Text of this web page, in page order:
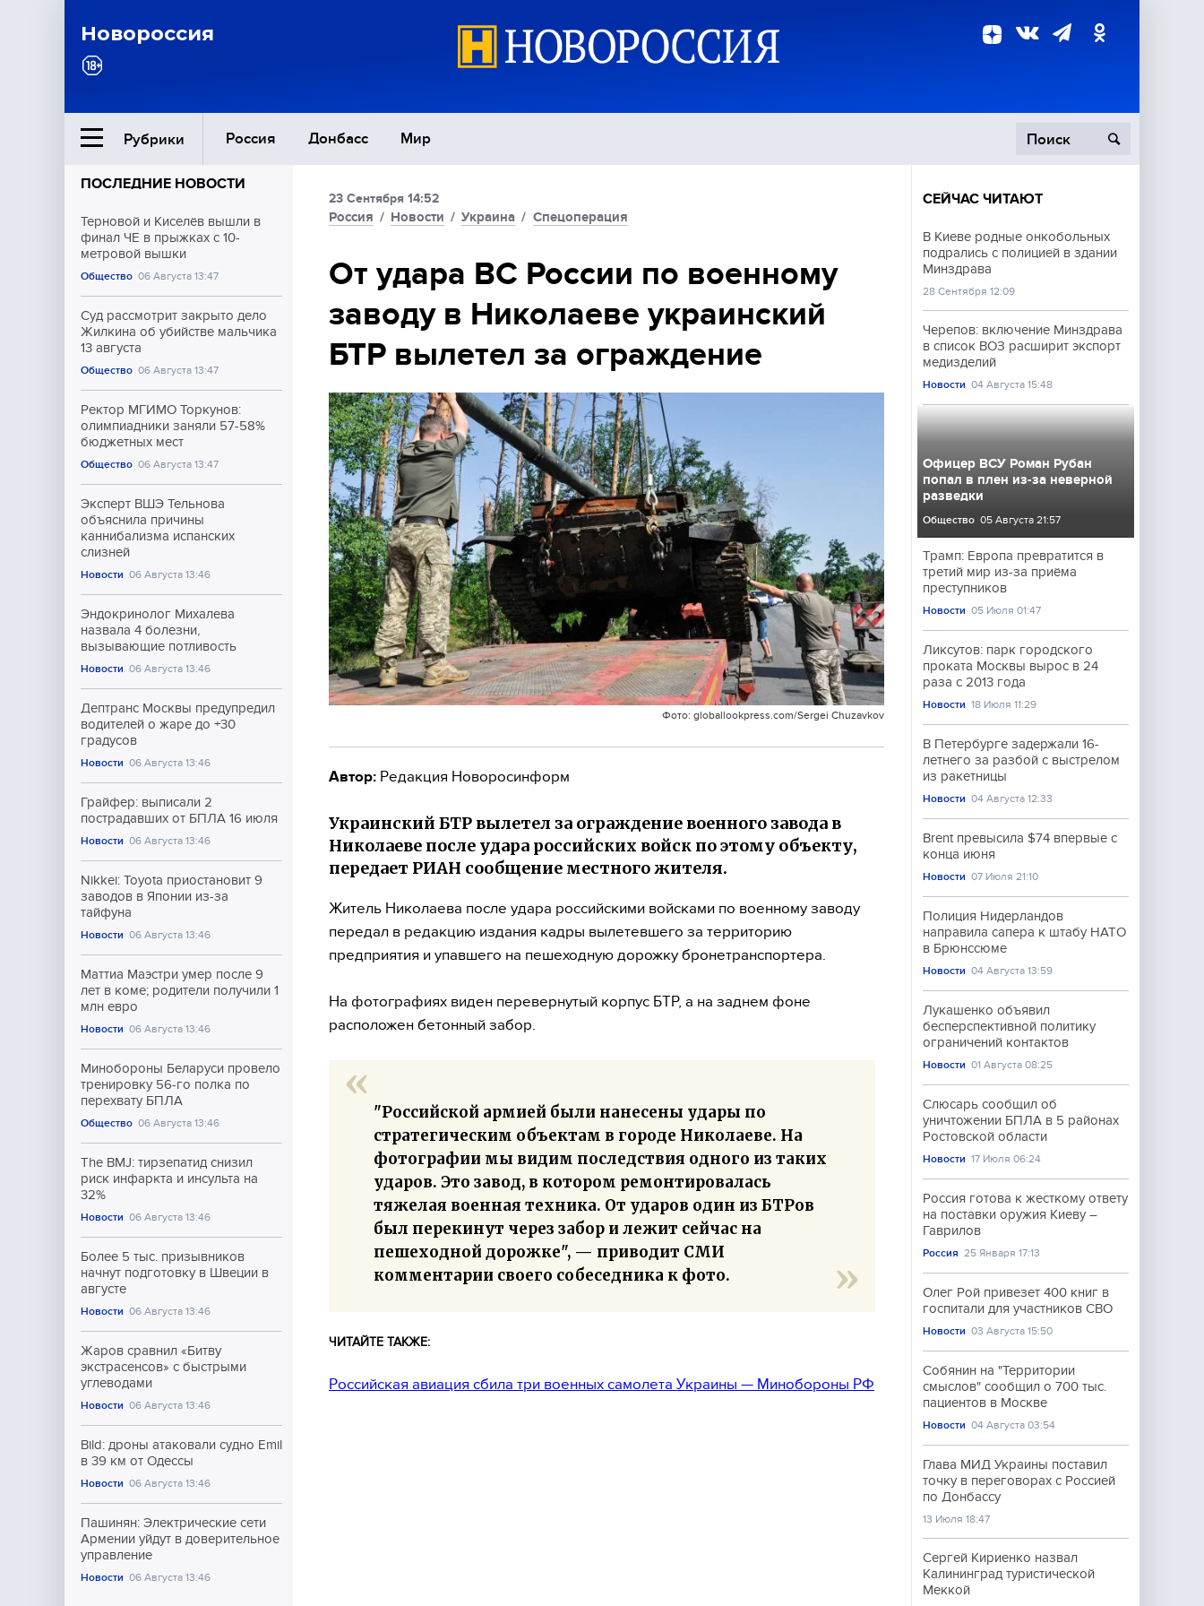
Новороссия
Рубрики Россия Донбасс Мир
Ближний Восток Политика
Общество
Экономика
Происшествия
Культура
Спорт
ПОСЛЕДНИЕ НОВОСТИ
Терновой и Киселёв вышли в
финал ЧЕ в прыжках с 10-
метровой вышки
Общество 06 Августа 13:47
Суд рассмотрит закрыто дело
Жилкина об убийстве мальчика
13 августа
Общество 06 Августа 13:47
Ректор МГИМО Торкунов:
олимпиадники заняли 57-58%
бюджетных мест
Общество 06 Августа 13:47
Эксперт ВШЭ Тельнова
объяснила причины
каннибализма испанских
слизней
Новости 06 Августа 13:46
Эндокринолог Михалева
назвала 4 болезни,
вызывающие потливость
Новости 06 Августа 13:46
Дептранс Москвы предупредил
водителей о жаре до +30
градусов
Новости 06 Августа 13:46
Грайфер: выписали 2
пострадавших от БПЛА 16 июля
Новости 06 Августа 13:46
Nikkei: Toyota приостановит 9
заводов в Японии из-за
тайфуна
Новости 06 Августа 13:46
Маттиа Маэстри умер после 9
лет в коме; родители получили 1
млн евро
Новости 06 Августа 13:46
Минобороны Беларуси провело
тренировку 56-го полка по
перехвату БПЛА
Общество 06 Августа 13:46
The BMJ: тирзепатид снизил
риск инфаркта и инсульта на
32%
Новости 06 Августа 13:46
Более 5 тыс. призывников
начнут подготовку в Швеции в
августе
Новости 06 Августа 13:46
Жаров сравнил «Битву
экстрасенсов» с быстрыми
углеводами
Новости 06 Августа 13:46
Bild: дроны атаковали судно Emil
в 39 км от Одессы
Новости 06 Августа 13:46
Пашинян: Электрические сети
Армении уйдут в доверительное
управление
Новости 06 Августа 13:46
23 Сентября 14:52
Россия / Новости / Украина / Спецоперация
От удара ВС России по военному
заводу в Николаеве украинский
БТР вылетел за ограждение
Фото: globallookpress.com/Sergei Chuzavkov
Автор: Редакция Новоросинформ
Украинский БТР вылетел за ограждение военного завода в
Николаеве после удара российских войск по этому объекту,
передает РИАН сообщение местного жителя.
Житель Николаева после удара российскими войсками по военному заводу
передал в редакцию издания кадры вылетевшего за территорию
предприятия и упавшего на пешеходную дорожку бронетранспортера.
На фотографиях виден перевернутый корпус БТР, а на заднем фоне
расположен бетонный забор.
"Российской армией были нанесены удары по
стратегическим объектам в городе Николаеве. На
фотографии мы видим последствия одного из таких
ударов. Это завод, в котором ремонтировалась
тяжелая военная техника. От ударов один из БТРов
был перекинут через забор и лежит сейчас на
пешеходной дорожке", — приводит СМИ
комментарии своего собеседника к фото.
ЧИТАЙТЕ ТАКЖЕ:
Российская авиация сбила три военных самолета Украины — Минобороны РФ
СЕЙЧАС ЧИТАЮТ
В Киеве родные онкобольных
подрались с полицией в здании
Минздрава
28 Сентября 12:09
Черепов: включение Минздрава
в список ВОЗ расширит экспорт
медизделий
Новости 04 Августа 15:48
Офицер ВСУ Роман Рубан
попал в плен из-за неверной
разведки
Общество 05 Августа 21:57
Трамп: Европа превратится в
третий мир из-за приёма
преступников
Новости 05 Июля 01:47
Ликсутов: парк городского
проката Москвы вырос в 24
раза с 2013 года
Новости 18 Июля 11:29
В Петербурге задержали 16-
летнего за разбой с выстрелом
из ракетницы
Новости 04 Августа 12:33
Brent превысила $74 впервые с
конца июня
Новости 07 Июля 21:10
Полиция Нидерландов
направила сапера к штабу НАТО
в Брюнссюме
Новости 04 Августа 13:59
Лукашенко объявил
бесперспективной политику
ограничений контактов
Новости 01 Августа 08:25
Слюсарь сообщил об
уничтожении БПЛА в 5 районах
Ростовской области
Новости 17 Июля 06:24
Россия готова к жесткому ответу
на поставки оружия Киеву –
Гаврилов
Россия 25 Января 17:13
Олег Рой привезет 400 книг в
госпитали для участников СВО
Новости 03 Августа 15:50
Собянин на "Территории
смыслов" сообщил о 700 тыс.
пациентов в Москве
Новости 04 Августа 03:54
Глава МИД Украины поставил
точку в переговорах с Россией
по Донбассу
13 Июля 18:47
Сергей Кириенко назвал
Калининград туристической
Меккой